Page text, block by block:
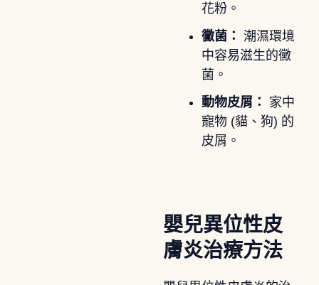
花粉。
黴菌： 潮濕環境
中容易滋生的黴
菌。
動物皮屑：
家中
寵物 (貓、狗) 的
皮屑。
嬰兒異位性皮
膚炎治療方法